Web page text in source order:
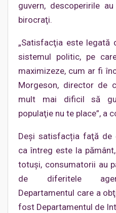
guvern, descoperirile
birocraţi.
„Satisfacţia este legată
sistemul politic, pe
maximizeze, cum ar fi
Morgeson, director de
mult mai dificil să
populaţie nu te place”, a
Deşi satisfacția faţă de
ca întreg este la
totuși, consumatorii au
de diferitele
Departamentul care a
fost Departamentul de